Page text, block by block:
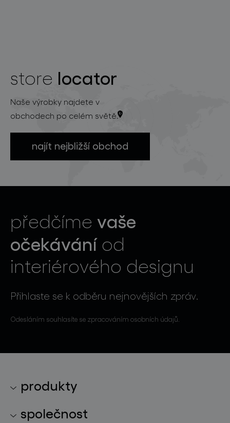
store locator
Naše výrobky najdete v
obchodech po celém světě.
najít nejbližší obchod
předčíme vaše
očekáváníod
interiérového designu
Přihlaste se k odběru nejnovějších zpráv.
Odesláním souhlasíte se zpracováním osobních údajů.
produkty
kolekce svítidel
společnost